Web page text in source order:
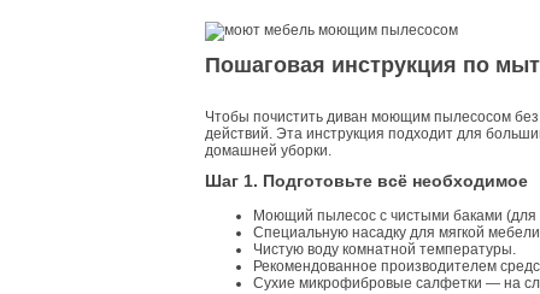
Пошаговая инструкция по
Чтобы почистить диван моющим пылесосом без
действий. Эта инструкция подходит для
домашней уборки.
Шаг 1. Подготовьте всё необходимое
Моющий пылесос с чистыми баками (для
Специальную насадку для мягкой
Чистую воду комнатной температуры.
Рекомендованное производителем
Сухие микрофибровые салфетки — на